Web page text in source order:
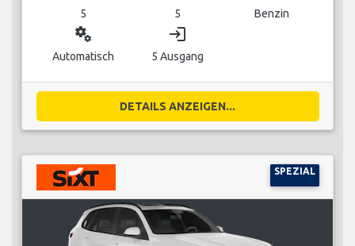
5 5 Benzin
miscellaneous_services
Automatisch
login
5 Ausgang
DETAILS ANZEIGEN...
SPEZIAL